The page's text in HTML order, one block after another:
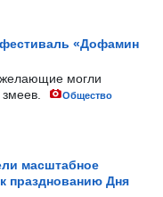
«Дофамин
могли
Общество
масштабное
празднованию Дня